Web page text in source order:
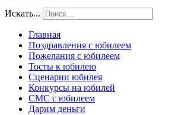
Искать...
Главная
Поздравления с юбилеем
Пожелания с юбилеем
Тосты к юбилею
Сценарии юбилея
Конкурсы на юбилей
СМС с юбилеем
Дарим деньги